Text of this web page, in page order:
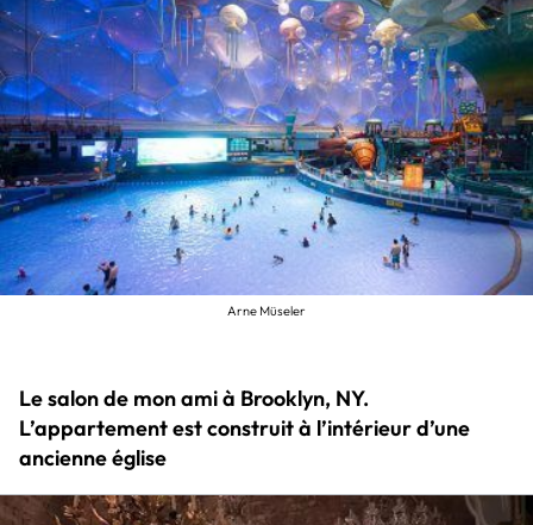
Arne Müseler
Le salon de mon ami à Brooklyn, NY.
L’appartement est construit à l’intérieur d’une
ancienne église